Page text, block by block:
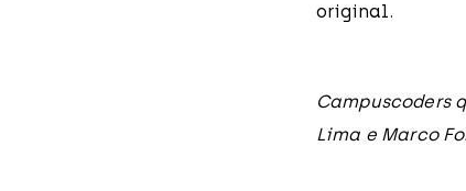
original.
Campuscoders
Lima e Marco